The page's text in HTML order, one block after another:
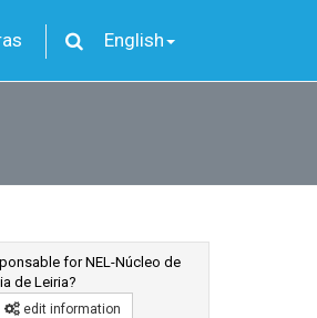
English
for NEL-Núcleo de
de Leiria?
edit information